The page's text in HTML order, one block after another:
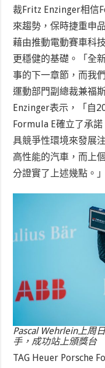
裁Fritz Enzinger相信
來趨勢，保時捷重申
藉由推動電動賽車科
更穩健的基礎。「全
事的下一章節，而我
運動部門副總裁兼福
Enzinger表示，「自
Formula E確立了承
具競爭性環境來發展
高性能的汽車，而上
分證實了上述幾點。」
Pascal Wehrlein上周
手，成功站上頒獎台
TAG Heuer Porsche